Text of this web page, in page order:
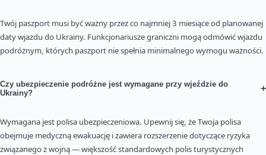
Twój paszport musi być ważny przez co najmniej 3 miesiące od planowanej
daty wjazdu do Ukrainy. Funkcjonariusze graniczni mogą odmówić wjazdu
podróżnym, których paszport nie spełnia minimalnego wymogu ważności.
Czy ubezpieczenie podróżne jest wymagane przy wjeździe do
Ukrainy?
+
Wymagana jest polisa ubezpieczeniowa. Upewnij się, że Twoja polisa
obejmuje medyczną ewakuację i zawiera rozszerzenie dotyczące ryzyka
związanego z wojną — większość standardowych polis turystycznych